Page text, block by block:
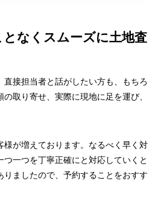
となくスムーズに土地査
接担当者と話がしたい方も、もちろ
取り寄せ、実際に現地に足を運び、
様が増えております。なるべく早く対
一つを丁寧正確にと対応していくと
りましたので、予約することをおすす